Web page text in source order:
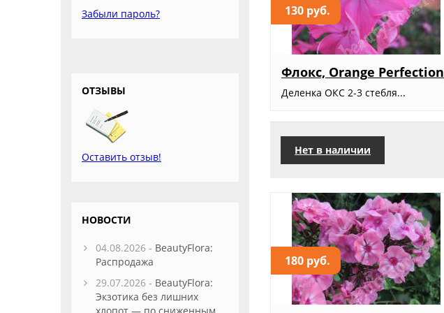
130 руб.
Флокс, Orange Perfection
Деленка ОКС 2-3 стебля...
Нет в наличии
180 руб.
Забыли пароль?
ОТЗЫВЫ
Оставить отзыв!
НОВОСТИ
04.08.2026 - BeautyFlora:
Распродажа
29.07.2026 - BeautyFlora:
Экзотика без лишних